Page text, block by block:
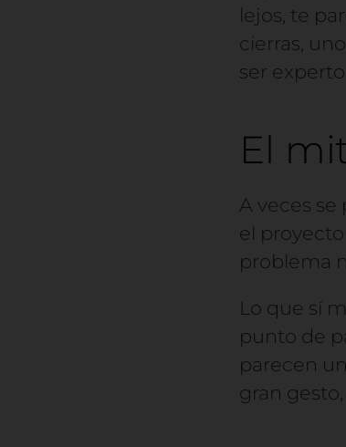
lejos, te
cierras,
ser
El
A veces se
el
problema
Lo que sí
punto de
parecen
gran